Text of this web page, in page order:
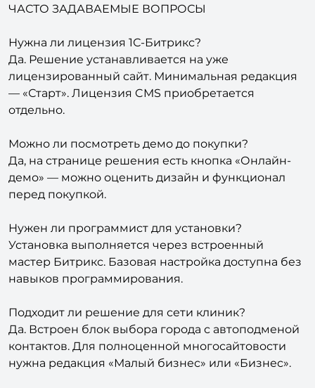
ЧАСТО ЗАДАВАЕМЫЕ ВОПРОСЫ
Нужна ли лицензия 1С-Битрикс?
Да. Решение устанавливается на уже
лицензированный сайт. Минимальная редакция
— «Старт». Лицензия CMS приобретается
отдельно.
Можно ли посмотреть демо до покупки?
Да, на странице решения есть кнопка «Онлайн-
демо» — можно оценить дизайн и функционал
перед покупкой.
Нужен ли программист для установки?
Установка выполняется через встроенный
мастер Битрикс. Базовая настройка доступна без
навыков программирования.
Подходит ли решение для сети клиник?
Да. Встроен блок выбора города с автоподменой
контактов. Для полноценной многосайтовости
нужна редакция «Малый бизнес» или «Бизнес».